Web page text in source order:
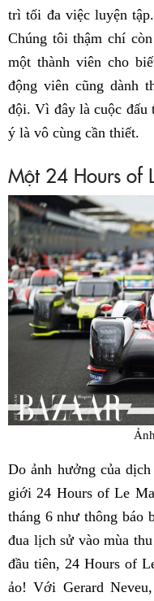
trì tối đa việc luyện
Chúng tôi thậm chí
một thành viên cho
động viên cũng dành
đội. Vì đây là cuộc đấu
ý là vô cùng cần thiết.
Một 24 Hours of
Do ảnh hưởng của
giới 24 Hours of Le
tháng 6 như thông báo
đua lịch sử vào mùa
đầu tiên, 24 Hours of
ảo! Với Gerard